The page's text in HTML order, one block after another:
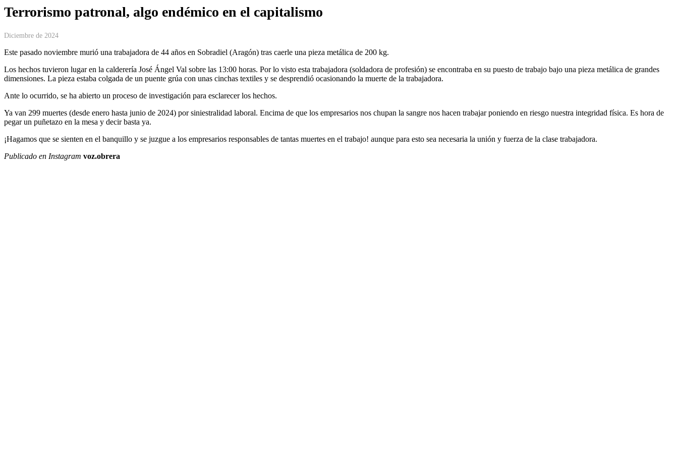
Terrorismo patronal, algo endémico en el capitalismo
Diciembre de 2024
Este pasado noviembre murió una trabajadora de 44 años en Sobradiel (Aragón) tras caerle una pieza metálica de 200 kg.
Los hechos tuvieron lugar en la calderería José Ángel Val sobre las 13:00 horas. Por lo visto esta trabajadora (soldadora de profesión) se encontraba en su puesto de trabajo bajo una pieza metálica de grandes
dimensiones. La pieza estaba colgada de un puente grúa con unas cinchas textiles y se desprendió ocasionando la muerte de la trabajadora.
Ante lo ocurrido, se ha abierto un proceso de investigación para esclarecer los hechos.
Ya van 299 muertes (desde enero hasta junio de 2024) por siniestralidad laboral. Encima de que los empresarios nos chupan la sangre nos hacen trabajar poniendo en riesgo nuestra integridad física. Es hora de
pegar un puñetazo en la mesa y decir basta ya.
¡Hagamos que se sienten en el banquillo y se juzgue a los empresarios responsables de tantas muertes en el trabajo! aunque para esto sea necesaria la unión y fuerza de la clase trabajadora.
Publicado en Instagram voz.obrera